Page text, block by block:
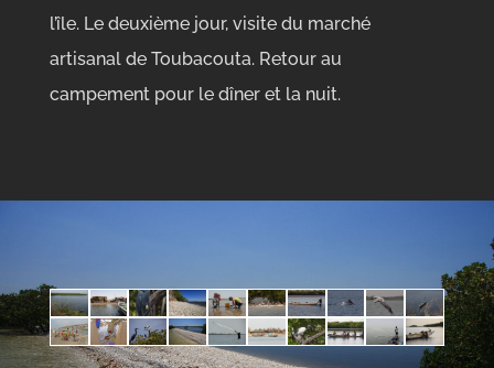
l’île. Le deuxième jour, visite du marché
artisanal de Toubacouta. Retour au
campement pour le dîner et la nuit.